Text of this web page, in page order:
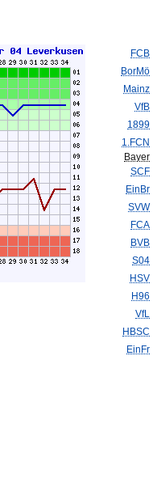
FCB
BorMö
Mainz
VfB
1899
1.FCN
Bayer
SCF
EinBr
SVW
FCA
BVB
S04
HSV
H96
VfL
HBSC
EinFr